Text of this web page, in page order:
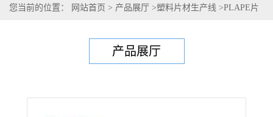
您当前的位置： 网站首页 > 产品展厅 >塑料片材生产线 >PLAPE片
产品展厅